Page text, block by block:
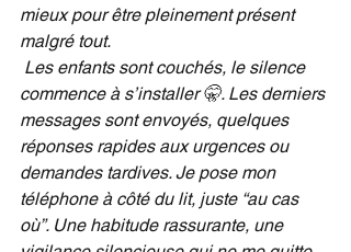
mieux pour être pleinement présent
malgré tout.
Les enfants sont couchés, le silence
commence à s’installer 🤫. Les derniers
messages sont envoyés, quelques
réponses rapides aux urgences ou
demandes tardives. Je pose mon
téléphone à côté du lit, juste “au cas
où”. Une habitude rassurante, une